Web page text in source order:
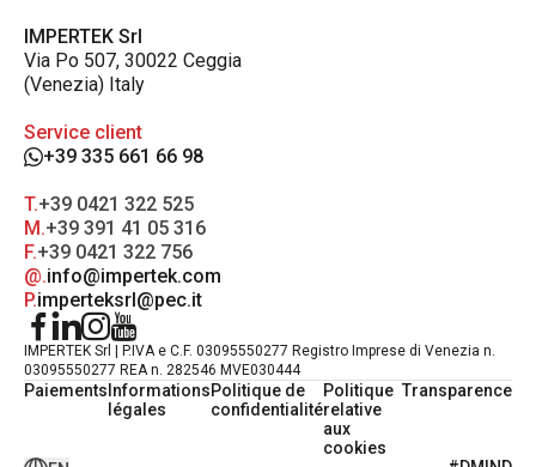
IMPERTEK Srl
Via Po 507, 30022 Ceggia
(Venezia) Italy
Service client
+39 335 661 66 98
T.+39 0421 322 525
M.+39 391 41 05 316
F.+39 0421 322 756
@.info@impertek.com
P.imperteksrl@pec.it
IMPERTEK Srl | P.IVA e C.F. 03095550277 Registro Imprese di Venezia n.
03095550277 REA n. 282546 MVE030444
Paiements Informations
légales
Politique de
confidentialité
Politique
relative
aux
cookies
Transparence